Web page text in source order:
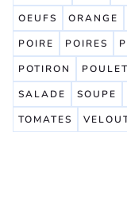
OEUFS
ORANGE
POIRE
POIRES
POTIRON
POULET
SALADE
SOUPE
TOMATES